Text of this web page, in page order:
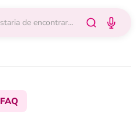
FAQ